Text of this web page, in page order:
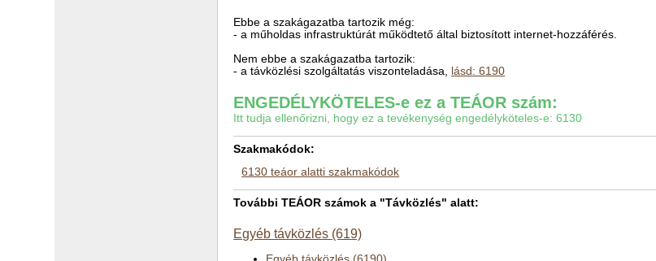
Ebbe a szakágazatba tartozik még:
- a műholdas infrastruktúrát működtető által biztosított internet-hozzáférés.
Nem ebbe a szakágazatba tartozik:
- a távközlési szolgáltatás viszonteladása, lásd: 6190
ENGEDÉLYKÖTELES-e ez a TEÁOR szám:
Itt tudja ellenőrizni, hogy ez a tevékenység engedélyköteles-e: 6130
Szakmakódok:
6130 teáor alatti szakmakódok
További TEÁOR számok a "Távközlés" alatt:
Egyéb távközlés (619)